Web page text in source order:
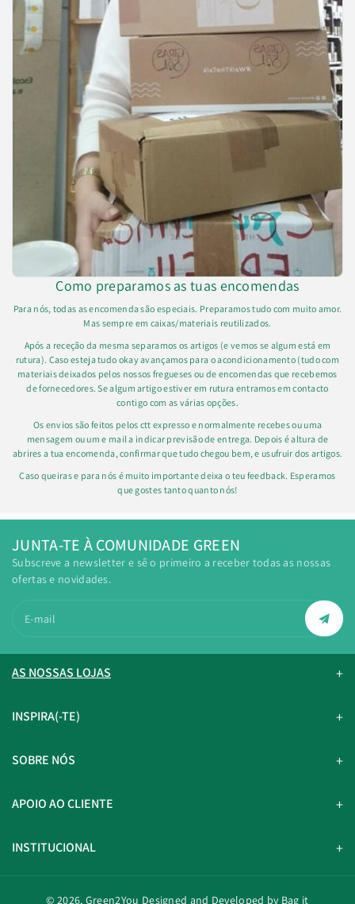
Como preparamos as tuas encomendas
Para nós, todas as encomenda são especiais. Preparamos tudo com muito amor.
Mas sempre em caixas/materiais reutilizados.
Após a receção da mesma separamos os artigos (e vemos se algum está em
rutura). Caso esteja tudo okay avançamos para o acondicionamento (tudo com
materiais deixados pelos nossos fregueses ou de encomendas que recebemos
de fornecedores. Se algum artigo estiver em rutura entramos em contacto
contigo com as várias opções.
Os envios são feitos pelos ctt expresso e normalmente recebes ou uma
mensagem ou um e mail a indicar previsão de entrega. Depois é altura de
abrires a tua encomenda, confirmar que tudo chegou bem, e usufruir dos artigos.
Caso queiras e para nós é muito importante deixa o teu feedback. Esperamos
que gostes tanto quanto nós!
JUNTA-TE À COMUNIDADE GREEN
Subscreve a newsletter e sê o primeiro a receber todas as nossas
ofertas e novidades.
E-mail
AS NOSSAS LOJAS
INSPIRA(-TE)
SOBRE NÓS
APOIO AO CLIENTE
INSTITUCIONAL
© 2026, Green2You Designed and Developed by Bag it